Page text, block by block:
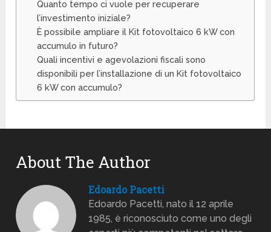
Quanto tempo ci vuole per recuperare
l’investimento iniziale?
È possibile ampliare il Kit fotovoltaico 6 kW con
accumulo in futuro?
Quali incentivi e agevolazioni fiscali sono
disponibili per l’installazione di un Kit fotovoltaico
6 kW con accumulo?
About The Author
Edoardo Pacetti
Edoardo Pacetti, nato il 12 aprile
1985, è riconosciuto come uno degli